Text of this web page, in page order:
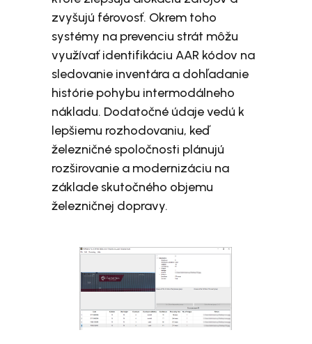
zvyšujú férovosť. Okrem toho
systémy na prevenciu strát môžu
využívať identifikáciu AAR kódov na
sledovanie inventára a dohľadanie
histórie pohybu intermodálneho
nákladu. Dodatočné údaje vedú k
lepšiemu rozhodovaniu, keď
železničné spoločnosti plánujú
rozširovanie a modernizáciu na
základe skutočného objemu
železničnej dopravy.